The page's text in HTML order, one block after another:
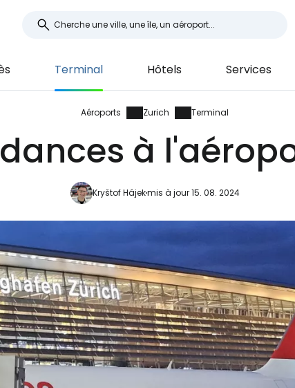
Terminal Hôtels Services
Aéroports Zurich Terminal
à
Kryštof Hájekmis à jour 15. 08. 2024